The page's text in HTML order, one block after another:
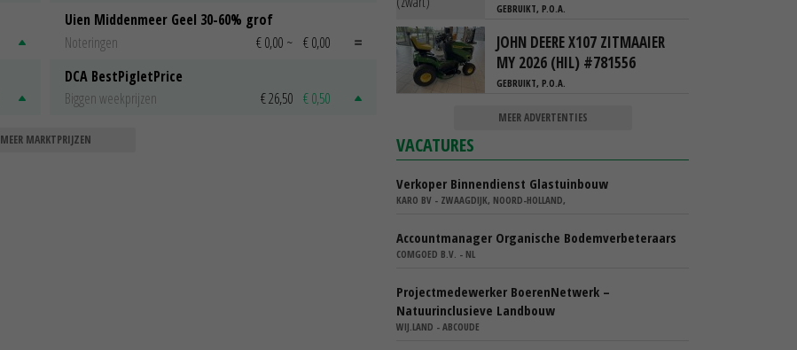
Uien Middenmeer Geel 30-60% grof
Noteringen
€ 0,00 ~ € 0,00
DCA BestPigletPrice
Biggen weekprijzen
€ 26,50 € 0,50
MEER MARKTPRIJZEN
GEBRUIKT, P.O.A.
JOHN DEERE X107 ZITMAAIER
MY 2026 (HIL) #781556
GEBRUIKT, P.O.A.
MEER ADVERTENTIES
VACATURES
Verkoper Binnendienst Glastuinbouw
KARO BV - ZWAAGDIJK, NOORD-HOLLAND,
Accountmanager Organische Bodemverbeteraars
COMGOED B.V. - NL
Projectmedewerker BoerenNetwerk –
Natuurinclusieve Landbouw
WIJ.LAND - ABCOUDE